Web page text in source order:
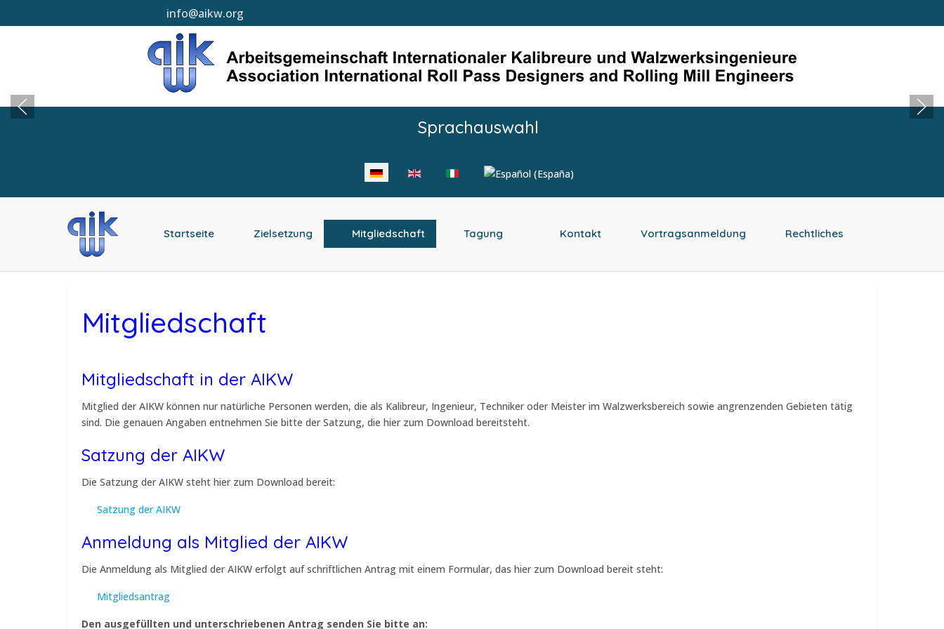
info@aikw.org
Sprachauswahl
Startseite Zielsetzung Mitgliedschaft Tagung Kontakt Vortragsanmeldung Rechtliches
Mitgliedschaft
Mitgliedschaft in der AIKW
Mitglied der AIKW können nur natürliche Personen werden, die als Kalibreur, Ingenieur, Techniker oder Meister im Walzwerksbereich sowie angrenzenden Gebieten tätig
sind. Die genauen Angaben entnehmen Sie bitte der Satzung, die hier zum Download bereitsteht.
Satzung der AIKW
Die Satzung der AIKW steht hier zum Download bereit:
Satzung der AIKW
Anmeldung als Mitglied der AIKW
Die Anmeldung als Mitglied der AIKW erfolgt auf schriftlichen Antrag mit einem Formular, das hier zum Download bereit steht:
Mitgliedsantrag
Den ausgefüllten und unterschriebenen Antrag senden Sie bitte an: